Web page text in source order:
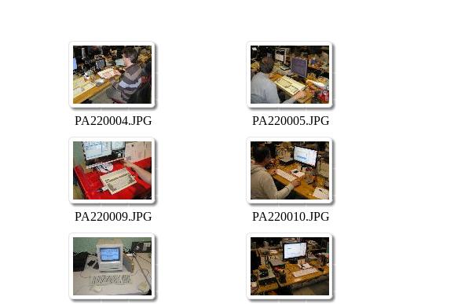
PA220004.JPG PA220005.JPG
PA220009.JPG PA220010.JPG